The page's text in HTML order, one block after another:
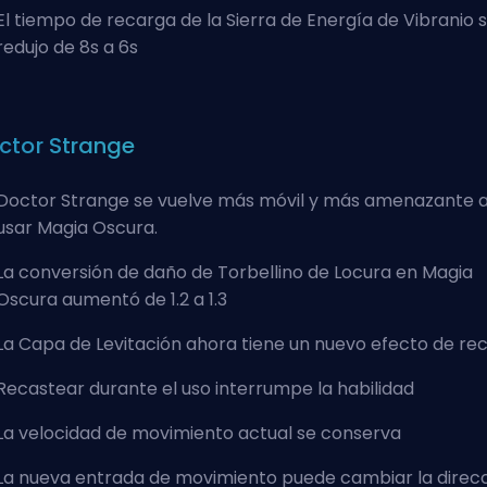
tiempo de recarga de la Sierra de Energía de Vibranio
de 8s a 6s
Strange
Strange se vuelve más móvil y más amenazante
Magia Oscura.
conversión de daño de Torbellino de Locura en Magia
aumentó de 1.2 a 1.3
Capa de Levitación ahora tiene un nuevo efecto de
durante el uso interrumpe la habilidad
velocidad de movimiento actual se conserva
nueva entrada de movimiento puede cambiar la